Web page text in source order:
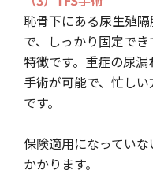
恥骨下にある尿生殖
で、しっかり固定で
特徴です。重症の尿
手術が可能で、忙し
です。
保険適用になってい
かかります。